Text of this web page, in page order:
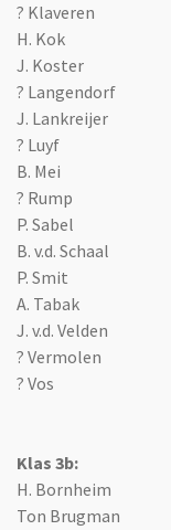
? Klaveren
H. Kok
J. Koster
? Langendorf
J. Lankreijer
? Luyf
B. Mei
? Rump
P. Sabel
B. v.d. Schaal
P. Smit
A. Tabak
J. v.d. Velden
? Vermolen
? Vos
Klas 3b:
H. Bornheim
Ton Brugman